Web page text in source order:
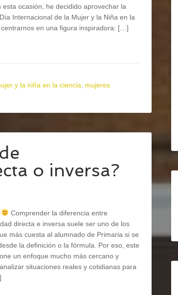
esta ocasión, he decidido aprovechar la
Internacional de la Mujer y la Niña en la
en una figura inspiradora: […]
y la niña en la ciencia
mujeres
o inversa?
Comprender la diferencia entre
directa e inversa suele ser uno de los
más cuesta al alumnado de Primaria si se
la definición o la fórmula. Por eso, este
un enfoque mucho más cercano y
situaciones reales y cotidianas para